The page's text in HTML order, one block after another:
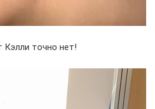
Кэлли точно нет!